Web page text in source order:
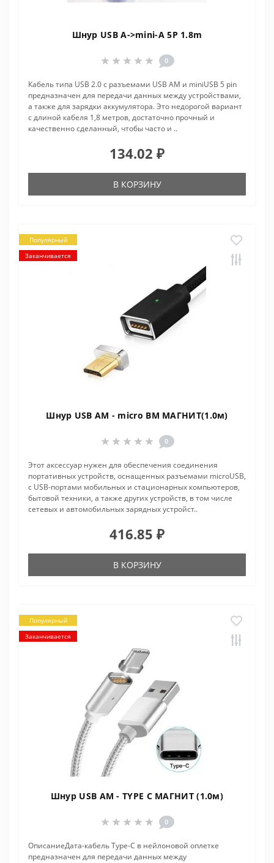
Шнур USB A->mini-A 5P 1.8m
0
Кабель типа USB 2.0 с разъемами USB AM и miniUSB 5 pin
предназначен для передачи данных между устройствами,
а также для зарядки аккумулятора. Это недорогой вариант
с длиной кабеля 1,8 метров, достаточно прочный и
качественно сделанный, чтобы часто и ..
134.02 ₽
В КОРЗИНУ
Популярный
Заканчивается
Шнур USB AM - micro BM МАГНИТ(1.0м)
0
Этот аксессуар нужен для обеспечения соединения
портативных устройств, оснащенных разъемами microUSB,
с USB-портами мобильных и стационарных компьютеров,
бытовой техники, а также других устройств, в том числе
сетевых и автомобильных зарядных устройст..
416.85 ₽
В КОРЗИНУ
Популярный
Заканчивается
Шнур USB AM - TYPE C МАГНИТ (1.0м)
0
ОписаниеДата-кабель Type-C в нейлоновой оплетке
предназначен для передачи данных между